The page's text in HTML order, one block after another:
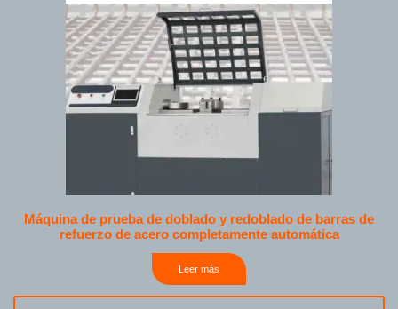
Máquina de prueba de doblado y redoblado de barras de
refuerzo de acero completamente automática
Leer más